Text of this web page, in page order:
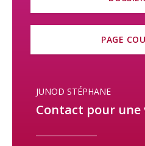
Les écoles de Bulle ont
COMMERCES
boutiques de modes, des
surfaces commerciales (Coop,
Jumbo, etc.), ainsi que plusieurs
PAGE
JUNOD STÉPHANE
Contact pour une